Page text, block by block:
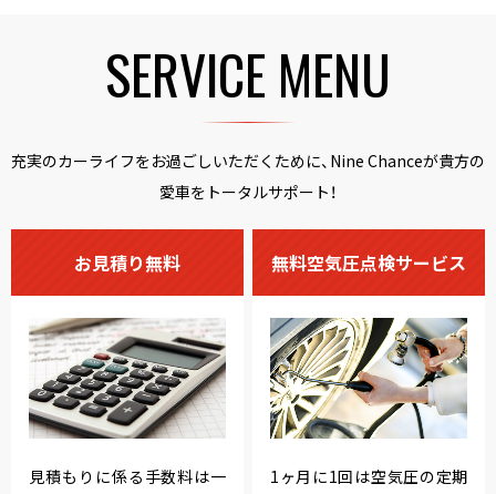
SERVICE MENU
充実のカーライフをお過ごしいただくために、Nine Chanceが貴方の
愛車をトータルサポート！
お見積り無料
見積もりに係る手数料は一
無料空気圧点検サービス
1ヶ月に1回は空気圧の定期